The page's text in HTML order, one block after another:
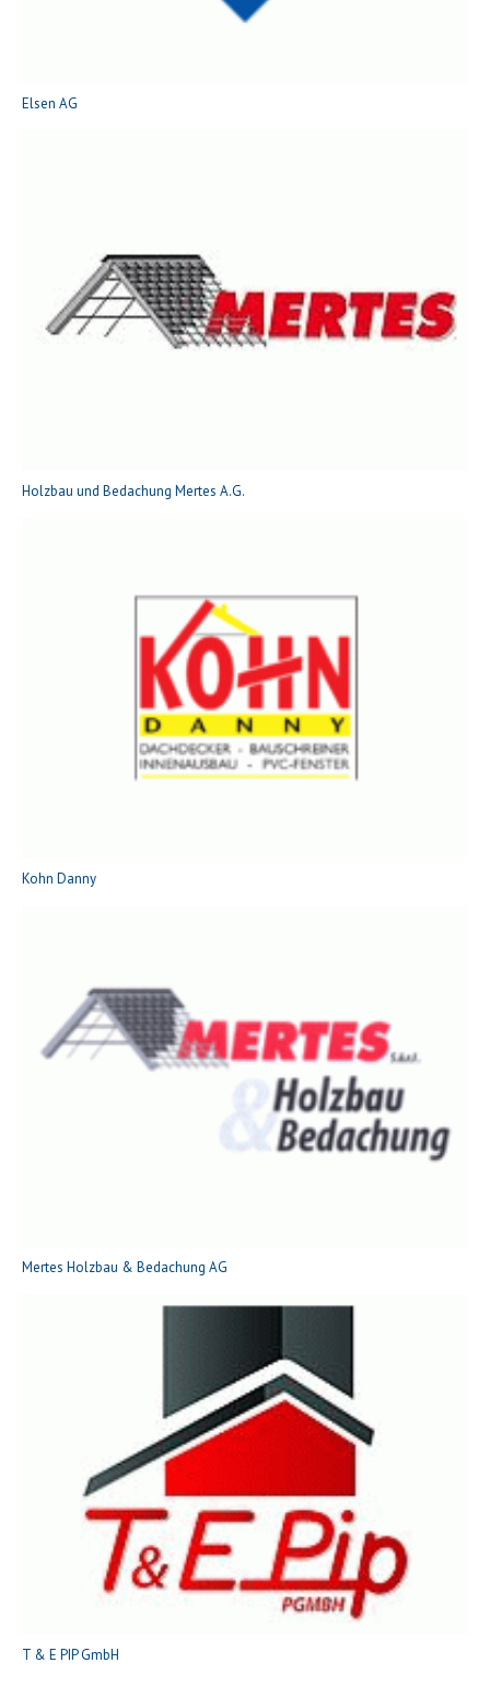
Elsen AG
Holzbau und Bedachung Mertes A.G.
Kohn Danny
Mertes Holzbau & Bedachung AG
T & E PIP GmbH